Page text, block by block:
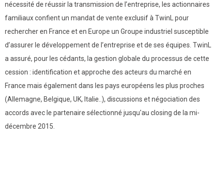
nécessité de réussir la transmission de l’entreprise, les actionnaires
familiaux confient un mandat de vente exclusif à TwinL pour
rechercher en France et en Europe un Groupe industriel susceptible
d’assurer le développement de l’entreprise et de ses équipes. TwinL
a assuré, pour les cédants, la gestion globale du processus de cette
cession : identification et approche des acteurs du marché en
France mais également dans les pays européens les plus proches
(Allemagne, Belgique, UK, Italie..), discussions et négociation des
accords avec le partenaire sélectionné jusqu'au closing de la mi-
décembre 2015.